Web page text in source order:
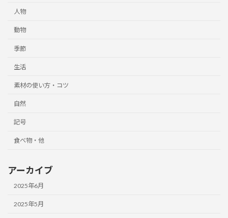
人物
動物
季節
生活
素材の使い方・コツ
自然
記号
食べ物・他
アーカイブ
2025年6月
2025年5月